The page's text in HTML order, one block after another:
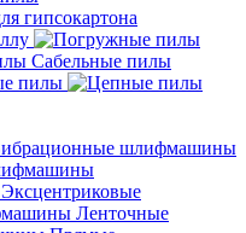
гипсокартона
Сабельные пилы
пилы
шлифмашины
Эксцентриковые
Ленточные